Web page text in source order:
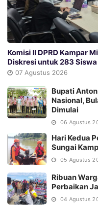
Komisi II DPRD Kampar
Diskresi untuk 283
07 Agustus 2026
Bupati
Nasional,
Dimulai
06 Agustus
Hari Kedua
Sungai
05 Agustus
Ribuan
Perbaikan
04 Agustus